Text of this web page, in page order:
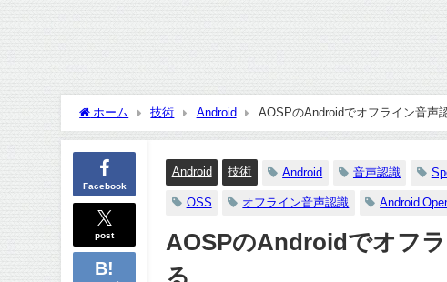
ホーム 技術 Android AOSPのAndroidでオフライン音声
Facebook
post
Android 技術 Android 音声認識
OSS オフライン音声認識 Android
AOSPのAndroidでオフ
る